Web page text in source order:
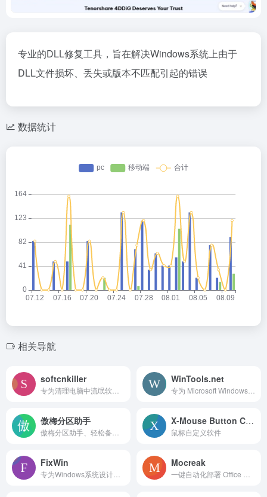
专业的DLL修复工具，旨在解决Windows系统上由于
DLL文件损坏、丢失或版本不匹配引起的错误
数据统计
相关导航
softcnkiller WinTools.net
傲梅分区助手 X-Mouse Button Control
鼠标自定义软件
FixWin Mocreak